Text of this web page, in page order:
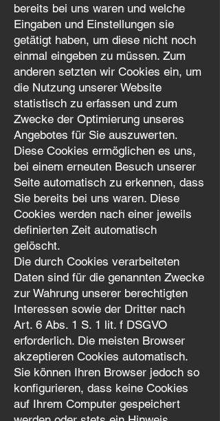
bereits bei uns waren und welche
Eingaben und Einstellungen sie
getätigt haben, um diese nicht noch
einmal eingeben zu müssen. Zum
anderen setzten wir Cookies ein, um
die Nutzung unserer Website
statistisch zu erfassen und zum
Zwecke der Optimierung unseres
Angebotes für Sie auszuwerten.
Diese Cookies ermöglichen es uns,
bei einem erneuten Besuch unserer
Seite automatisch zu erkennen, dass
Sie bereits bei uns waren. Diese
Cookies werden nach einer jeweils
definierten Zeit automatisch
gelöscht.
Die durch Cookies verarbeiteten
Daten sind für die genannten Zwecke
zur Wahrung unserer berechtigten
Interessen sowie der Dritter nach
Art. 6 Abs. 1 S. 1 lit. f DSGVO
erforderlich. Die meisten Browser
akzeptieren Cookies automatisch.
Sie können Ihren Browser jedoch so
konfigurieren, dass keine Cookies
auf Ihrem Computer gespeichert